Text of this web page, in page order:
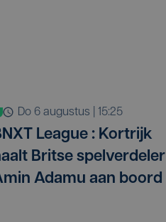
do 6 augustus | 15:25
League : Kortrijk
Britse spelverdeler
Adamu aan boord